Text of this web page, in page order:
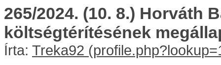
265/2024. (10. 8.) Horváth
költségtérítésének
Írta: Treka92